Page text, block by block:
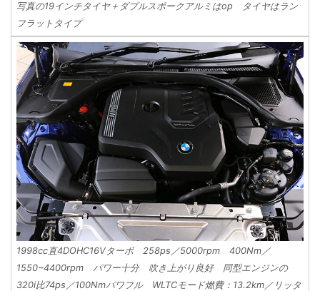
写真の19インチタイヤ＋ダブルスポークアルミはop タイヤはラン
フラットタイプ
1998cc直4DOHC16Vターボ 258ps／5000rpm 400Nm／
1550~4400rpm パワー十分 吹き上がり良好 同型エンジンの
320i比74ps／100Nmパワフル WLTCモード燃費：13.2km／リッタ